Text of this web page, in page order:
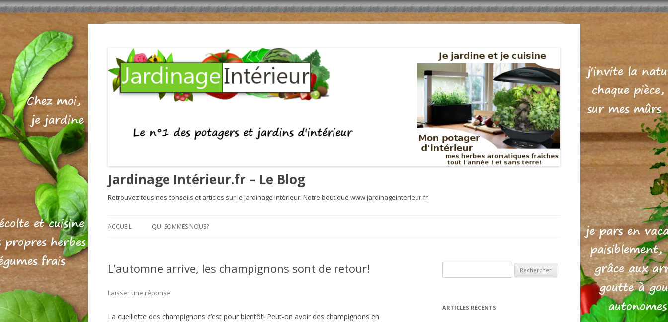
Jardinage Intérieur.fr – Le Blog
Retrouvez tous nos conseils et articles sur le jardinage intérieur. Notre boutique www.jardinageinterieur.fr
ACCUEIL QUI SOMMES NOUS?
L’automne arrive, les champignons sont de retour!
Laisser une réponse
La cueillette des champignons c’est pour bientôt! Peut-on avoir des champignons en
ARTICLES RÉCENTS